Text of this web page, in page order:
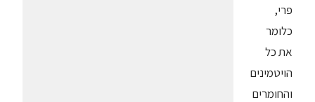
פרי,
כלומר
את כל
הויטמינים
והחומרים